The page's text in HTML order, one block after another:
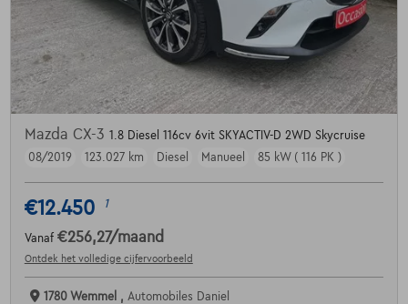
Mazda CX-3 1.8 Diesel 116cv 6vit SKYACTIV-D 2WD Skycruise
08/2019
123.027 km Diesel Manueel 85 kW ( 116 PK )
€12.450 1
Vanaf €256,27/maand
Ontdek het volledige cijfervoorbeeld
1780 Wemmel , Automobiles Daniel